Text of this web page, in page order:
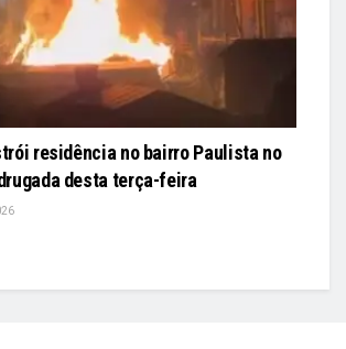
residência no bairro Paulista no
desta terça-feira